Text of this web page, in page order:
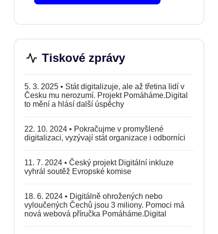
Tiskové zprávy
5. 3. 2025 • Stát digitalizuje, ale až třetina lidí v
Česku mu nerozumí. Projekt Pomáháme.Digital
to mění a hlásí další úspěchy
22. 10. 2024 • Pokračujme v promyšlené
digitalizaci, vyzývají stát organizace i odborníci
11. 7. 2024 • Český projekt Digitální inkluze
vyhrál soutěž Evropské komise
18. 6. 2024 • Digitálně ohrožených nebo
vyloučených Čechů jsou 3 miliony. Pomoci má
nová webová příručka Pomáháme.Digital